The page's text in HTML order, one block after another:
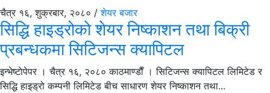
चैत्र १६, शुक्रबार, २०८० /शेयर बजार
सिद्धि हाइड्रोकाे शेयर निष्काशन तथा बिक्री
प्रबन्धकमा सिटिजन्स क्यापिटल
इन्भेष्टाेपेपर । चैत्र १६, २०८० काठमाण्डाैँ । सिटिजन्स क्यापिटल लिमिटेड र
सिद्धि हाइड्रो कम्पनी लिमिटेड बीच साधारण शेयर निष्काशन तथा...